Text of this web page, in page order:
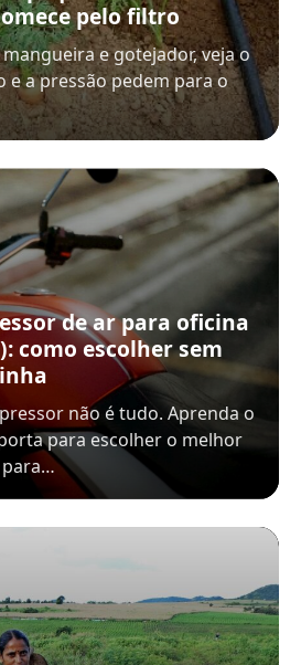
pelo filtro
e gotejador, veja o
e a pressão pedem para o
de ar para oficina
como escolher sem
não é tudo. Aprenda o
para escolher o melhor
para…